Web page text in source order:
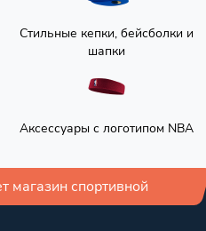
Стильные кепки, бейсболки и
шапки
Аксессуары с логотипом NBA
магазин спортивной